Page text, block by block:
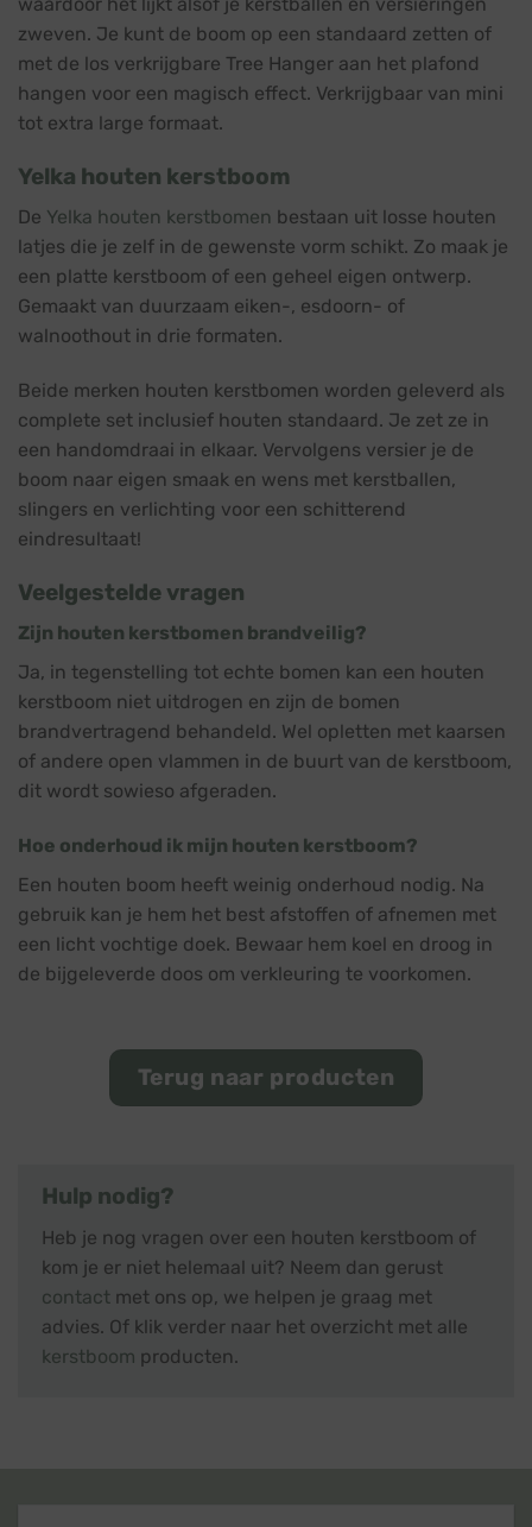
zweven. Je kunt de boom op een standaard zetten of
met de los verkrijgbare Tree Hanger aan het plafond
hangen voor een magisch effect. Verkrijgbaar van mini
tot extra large formaat.
Yelka houten kerstboom
De Yelka houten kerstbomen bestaan uit losse houten
latjes die je zelf in de gewenste vorm schikt. Zo maak je
een platte kerstboom of een geheel eigen ontwerp.
Gemaakt van duurzaam eiken-, esdoorn- of
walnoothout in drie formaten.
Beide merken houten kerstbomen worden geleverd als
complete set inclusief houten standaard. Je zet ze in
een handomdraai in elkaar. Vervolgens versier je de
boom naar eigen smaak en wens met kerstballen,
slingers en verlichting voor een schitterend
eindresultaat!
Veelgestelde vragen
Zijn houten kerstbomen brandveilig?
Ja, in tegenstelling tot echte bomen kan een houten
kerstboom niet uitdrogen en zijn de bomen
brandvertragend behandeld. Wel opletten met kaarsen
of andere open vlammen in de buurt van de kerstboom,
dit wordt sowieso afgeraden.
Hoe onderhoud ik mijn houten kerstboom?
Een houten boom heeft weinig onderhoud nodig. Na
gebruik kan je hem het best afstoffen of afnemen met
een licht vochtige doek. Bewaar hem koel en droog in
de bijgeleverde doos om verkleuring te voorkomen.
Terug naar producten
Hulp nodig?
Heb je nog vragen over een houten kerstboom of
kom je er niet helemaal uit? Neem dan gerust
contact met ons op, we helpen je graag met
advies. Of klik verder naar het overzicht met alle
kerstboom producten.